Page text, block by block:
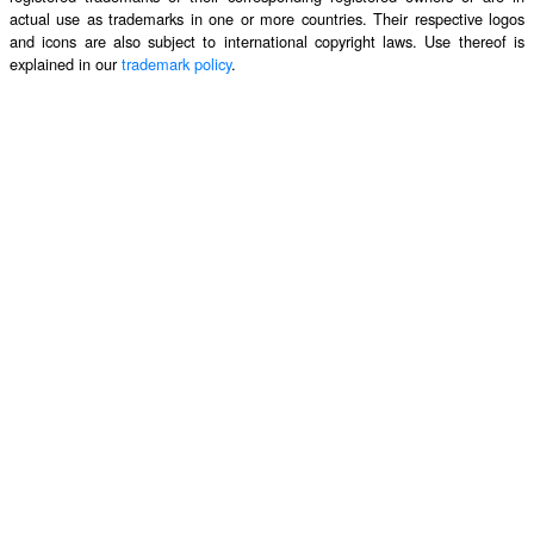
actual use as trademarks in one or more countries. Their respective logos
and icons are also subject to international copyright laws. Use thereof is
explained in ourtrademark policy.